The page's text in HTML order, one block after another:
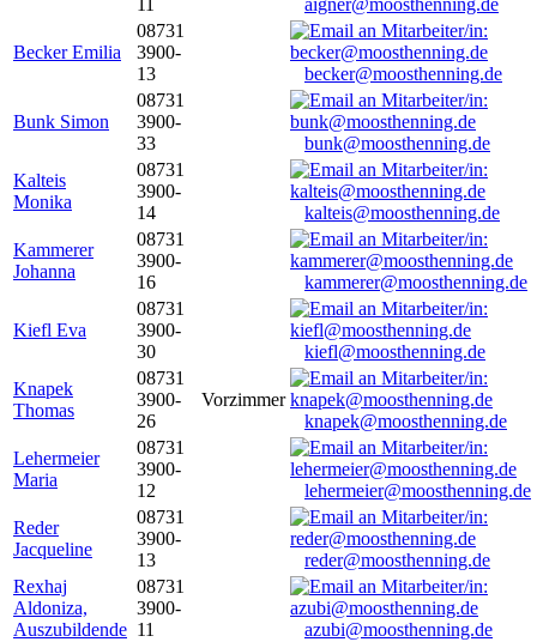
aigner@moosthenning.de
Becker Emilia
08731
3900-
13
becker@moosthenning.de
Bunk Simon
08731
3900-
33
bunk@moosthenning.de
Kalteis
Monika
08731
3900-
14
kalteis@moosthenning.de
Kammerer
Johanna
08731
3900-
16
kammerer@moosthenning.de
Kiefl Eva
08731
3900-
30
kiefl@moosthenning.de
Knapek
Thomas
08731
3900-
26
Vorzimmer
knapek@moosthenning.de
Lehermeier
Maria
08731
3900-
12
lehermeier@moosthenning.de
Reder
Jacqueline
08731
3900-
13
reder@moosthenning.de
Rexhaj
Aldoniza,
Auszubildende
08731
3900-
11
azubi@moosthenning.de